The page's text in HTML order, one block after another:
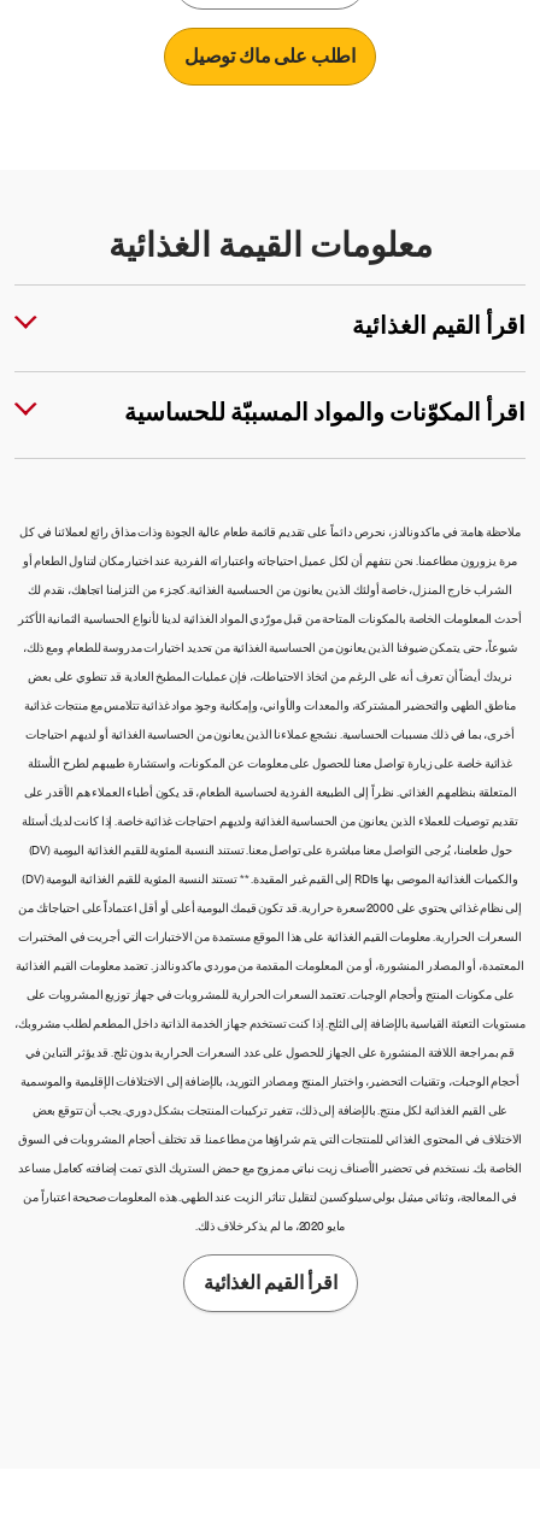
اطلب على ماك توصيل
معلومات القيمة الغذائية
اقرأ القيم الغذائية
اقرأ المكوّنات والمواد المسببّة للحساسية
ملاحظة هامة: في ماكدونالدز، نحرص دائماً على تقديم قائمة طعام عالية الجودة وذات مذاق رائع لعملائنا في كل
مرة يزورون مطاعمنا. نحن نتفهم أن لكل عميل احتياجاته واعتباراته الفردية عند اختيار مكان لتناول الطعام أو
الشراب خارج المنزل، خاصة أولئك الذين يعانون من الحساسية الغذائية. كجزء من التزامنا اتجاهك، نقدم لك
أحدث المعلومات الخاصة بالمكونات المتاحة من قبل مورّدي المواد الغذائية لدينا لأنواع الحساسية الثمانية الأكثر
شيوعاً، حتى يتمكن ضيوفنا الذين يعانون من الحساسية الغذائية من تحديد اختيارات مدروسة للطعام. ومع ذلك،
نريدك أيضاً أن تعرف أنه على الرغم من اتخاذ الاحتياطات، فإن عمليات المطبخ العادية قد تنطوي على بعض
مناطق الطهي والتحضير المشتركة، والمعدات والأواني، وإمكانية وجود مواد غذائية تتلامس مع منتجات غذائية
أخرى، بما في ذلك مسببات الحساسية. نشجع عملاءنا الذين يعانون من الحساسية الغذائية أو لديهم احتياجات
غذائية خاصة على زيارة تواصل معنا للحصول على معلومات عن المكونات، واستشارة طبيبهم لطرح الأسئلة
المتعلقة بنظامهم الغذائي. نظراً إلى الطبيعة الفردية لحساسية الطعام، قد يكون أطباء العملاء هم الأقدر على
تقديم توصيات للعملاء الذين يعانون من الحساسية الغذائية ولديهم احتياجات غذائية خاصة. إذا كانت لديك أسئلة
حول طعامنا، يُرجى التواصل معنا مباشرة على تواصل معنا. تستند النسبة المئوية للقيم الغذائية اليومية (DV)
والكميات الغذائية الموصى بها RDIs إلى القيم غير المقيدة. ** تستند النسبة المئوية للقيم الغذائية اليومية (DV)
إلى نظام غذائي يحتوي على 2000 سعرة حرارية. قد تكون قيمك اليومية أعلى أو أقل اعتماداً على احتياجاتك من
السعرات الحرارية. معلومات القيم الغذائية على هذا الموقع مستمدة من الاختبارات التي أجريت في المختبرات
المعتمدة، أو المصادر المنشورة، أو من المعلومات المقدمة من موردي ماكدونالدز. تعتمد معلومات القيم الغذائية
على مكونات المنتج وأحجام الوجبات. تعتمد السعرات الحرارية للمشروبات في جهاز توزيع المشروبات على
مستويات التعبئة القياسية بالإضافة إلى الثلج. إذا كنت تستخدم جهاز الخدمة الذاتية داخل المطعم لطلب مشروبك،
قم بمراجعة اللافتة المنشورة على الجهاز للحصول على عدد السعرات الحرارية بدون ثلج. قد يؤثر التباين في
أحجام الوجبات، وتقنيات التحضير، واختبار المنتج ومصادر التوريد، بالإضافة إلى الاختلافات الإقليمية والموسمية
على القيم الغذائية لكل منتج. بالإضافة إلى ذلك، تتغير تركيبات المنتجات بشكل دوري. يجب أن تتوقع بعض
الاختلاف في المحتوى الغذائي للمنتجات التي يتم شراؤها من مطاعمنا. قد تختلف أحجام المشروبات في السوق
الخاصة بك. نستخدم في تحضير الأصناف زيت نباتي ممزوج مع حمض الستريك الذي تمت إضافته كعامل مساعد
في المعالجة، وثنائي ميثيل بولي سيلوكسين لتقليل تناثر الزيت عند الطهي. هذه المعلومات صحيحة اعتباراً من
مايو 2020، ما لم يذكر خلاف ذلك.
اقرأ القيم الغذائية